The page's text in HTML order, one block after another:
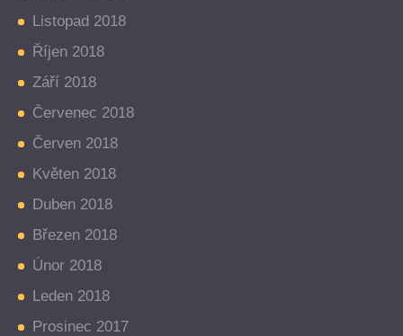
Listopad 2018
Říjen 2018
Září 2018
Červenec 2018
Červen 2018
Květen 2018
Duben 2018
Březen 2018
Únor 2018
Leden 2018
Prosinec 2017